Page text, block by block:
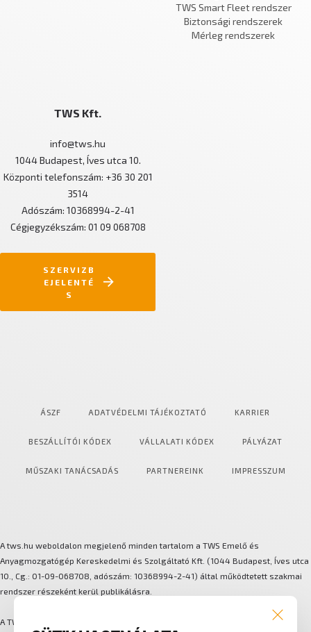
TWS Smart Fleet rendszer
Biztonsági rendszerek
Mérleg rendszerek
TWS Kft.
info@tws.hu
1044 Budapest, Íves utca 10.
Központi telefonszám: +36 30 201
3514
Adószám: 10368994-2-41
Cégjegyzékszám: 01 09 068708
SZERVIZB
EJELENTÉ
S
ÁSZF ADATVÉDELMI TÁJÉKOZTATÓ KARRIER
BESZÁLLÍTÓI KÓDEX VÁLLALATI KÓDEX PÁLYÁZAT
MŰSZAKI TANÁCSADÁS PARTNEREINK IMPRESSZUM
A tws.hu weboldalon megjelenő minden tartalom a TWS Emelő és
Anyagmozgatógép Kereskedelmi és Szolgáltató Kft. (1044 Budapest, Íves utca
10., Cg.: 01-09-068708, adószám: 10368994-2-41) által működtetett szakmai
rendszer részeként kerül publikálásra.
A TWS több márkát és technológiát integráló anyagmozgatási és